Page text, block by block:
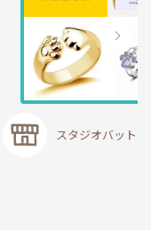
スタジオバット